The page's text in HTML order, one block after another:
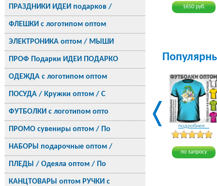
ПРАЗДНИКИ ИДЕИ подарков /
ФЛЕШКИ с логотипом оптом
ЭЛЕКТРОНИКА оптом / МЫШИ
ПРОФ Подарки ИДЕИ ПОДАРКО
ОДЕЖДА с логотипом оптом
ПОСУДА / Кружки оптом / С
ФУТБОЛКИ с логотипом опто
ПРОМО сувениры оптом / По
НАБОРЫ подарочные оптом /
ПЛЕДЫ / Одеяла оптом / По
КАНЦТОВАРЫ оптом РУЧКИ с
1650 руб.
подробнее...
по запросу